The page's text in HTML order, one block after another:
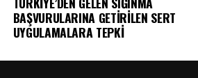
BAŞVURULARINA GETİRİLEN SERT
UYGULAMALARA TEPKİ